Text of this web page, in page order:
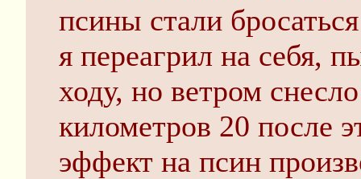
псины стали
я переагрил на себя,
ходу, но ветром
километров 20 после
эффект на псин